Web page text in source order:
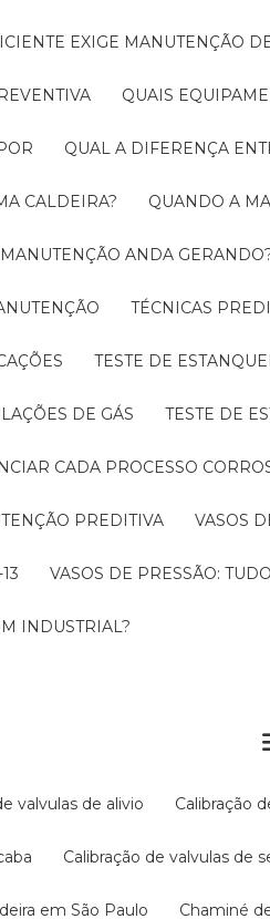
EXIGE MANUTENÇÃO
QUAIS
QUAL A DIFERENÇA
CALDEIRA? QUANDO A
MANUTENÇÃO ANDA
TÉCNICAS
TESTE DE
DE GÁS TESTE DE
CADA PROCESSO
PREDITIVA VASOS
VASOS DE PRESSÃO:
INDUSTRIAL?
valvulas de alivio Calibração
Calibração de valvulas de
em São Paulo Chaminé